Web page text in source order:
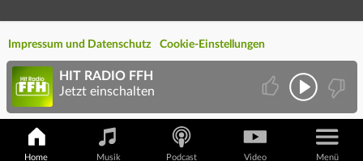
Impressum und Datenschutz Cookie-Einstellungen
Home Musik Podcast Video Menü
HIT RADIO FFH
Jetzt einschalten